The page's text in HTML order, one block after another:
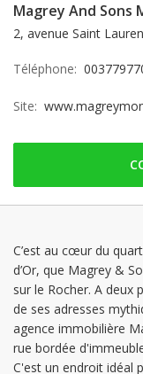
Magrey And Sons
2, avenue Saint
Téléphone:
Site:
C’est au cœur du
d’Or, que Magrey &
sur le Rocher. A deux
de ses adresses
agence immobilière
rue bordée
C'est un endroit idéal